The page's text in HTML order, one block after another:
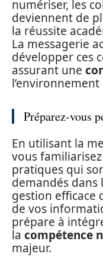
numériser, les
deviennent de
la réussite
La messagerie
développer ces
assurant une
Préparez-vous
En utilisant la
vous
pratiques qui
demandés dans
gestion efficace
de vos
prépare à
la compétence
majeur.